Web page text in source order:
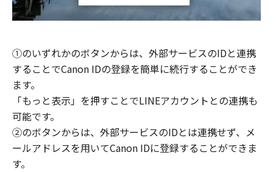
①のいずれかのボタンからは、外部サービスのIDと連携
することでCanon IDの登録を簡単に続行することができ
ます。
「もっと表示」を押すことでLINEアカウントとの連携も
可能です。
②のボタンからは、外部サービスのIDとは連携せず、メ
ールアドレスを用いてCanon IDに登録することができま
す。